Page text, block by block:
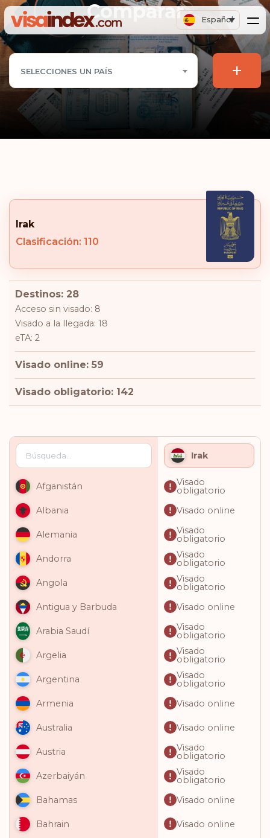
Español
Comparar
SELECCIONES UN PAÍS +
Irak
Clasificación: 110
Destinos: 28
Acceso sin visado: 8
Visado a la llegada: 18
eTA: 2
Visado online: 59
Visado obligatorio: 142
Irak
Afganistán Visado
obligatorio
Albania
Visado online
Alemania Visado
obligatorio
Andorra
Visado
obligatorio
Angola
Visado
obligatorio
Antigua y Barbuda
Visado online
Arabia Saudí Visado
obligatorio
Argelia
Visado
obligatorio
Argentina
Visado
obligatorio
Armenia
Visado online
Australia Visado online
Austria Visado
obligatorio
Azerbaiyán
Visado
obligatorio
Bahamas
Visado online
Bahrain Visado online